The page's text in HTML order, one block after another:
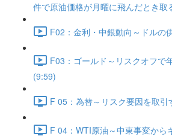
件で原油価格が月曜に飛んだとき
F02：金利・中銀動向～ドルの
F03：ゴールド～リスクオフで
(9:59)
F 05：為替～リスク要因を取引
F 04：WTI原油～中東事変から